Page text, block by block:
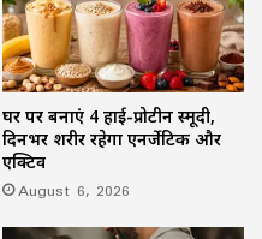
घर पर बनाएं 4 हाई-प्रोटीन स्मूदी,
दिनभर शरीर रहेगा एनर्जेटिक और
एक्टिव
August 6, 2026